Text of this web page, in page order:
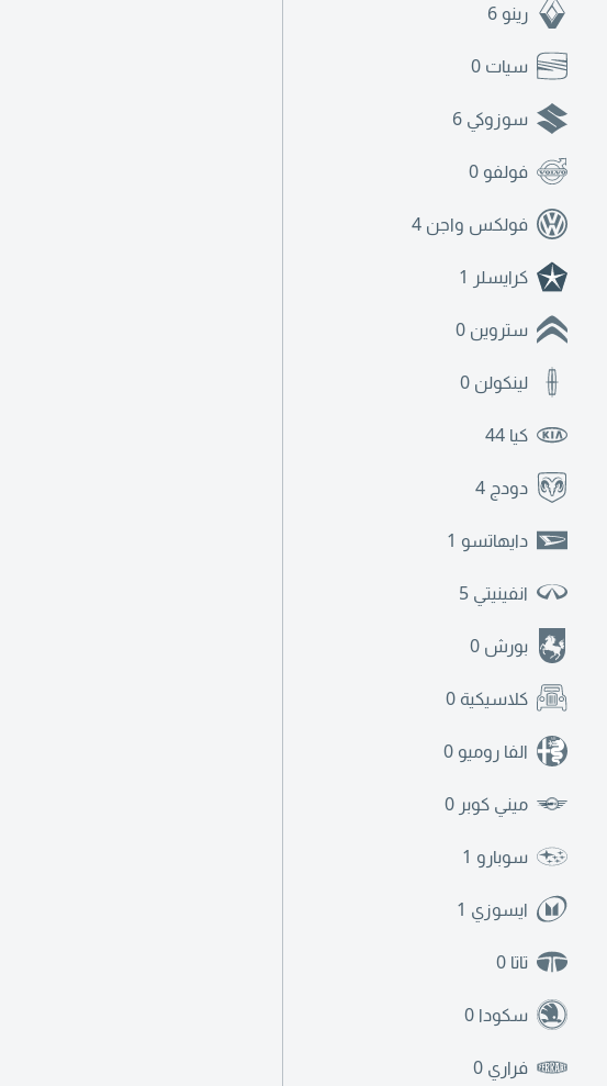
رينو 6
سيات 0
سوزوكي 6
فولفو 0
فولكس واجن 4
كرايسلر 1
ستروين 0
لينكولن 0
كيا 44
دودج 4
دايهاتسو 1
انفينيتي 5
بورش 0
كلاسيكية 0
الفا روميو 0
ميني كوبر 0
سوبارو 1
ايسوزي 1
تاتا 0
سكودا 0
فراري 0